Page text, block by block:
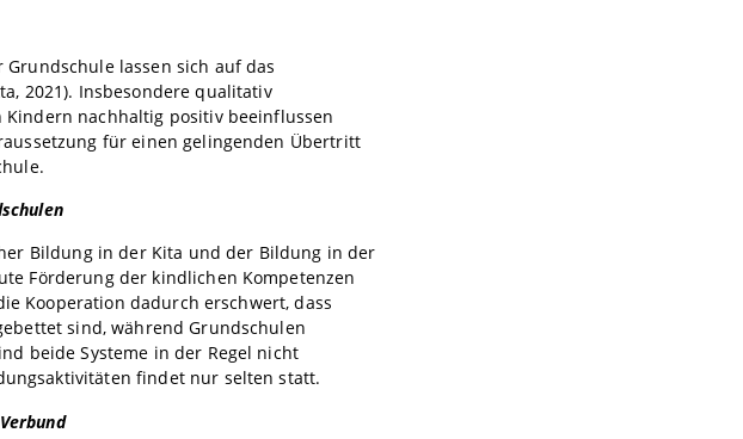
lassen sich auf das
2021). Insbesondere qualitativ
nachhaltig positiv beeinflussen
für einen gelingenden Übertritt
Bildung in der Kita und der Bildung in der
Förderung der kindlichen Kompetenzen
Kooperation dadurch erschwert, dass
sind, während Grundschulen
beide Systeme in der Regel nicht
findet nur selten statt.